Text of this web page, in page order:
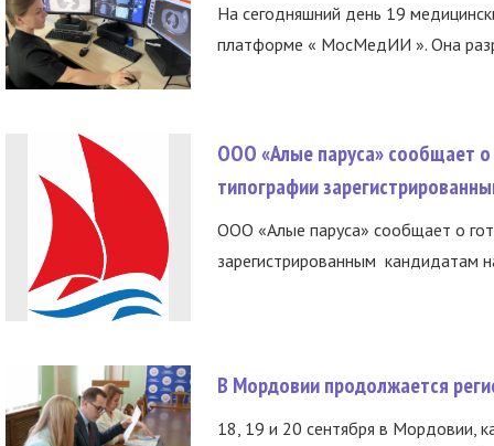
На сегодняшний день 19
платформе « МосМедИИ ». Она
ООО «Алые паруса» сообщает о
типографии
ООО «Алые паруса» сообщает о
зарегистрированным кандидатам
В Мордовии продолжается
18, 19 и 20 сентября в Мордовии,